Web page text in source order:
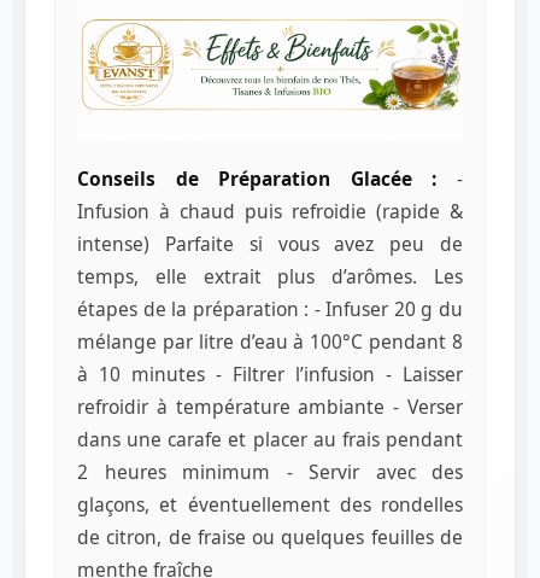
Conseils de Préparation Glacée : -
Infusion à chaud puis refroidie (rapide &
intense) Parfaite si vous avez peu de
temps, elle extrait plus d’arômes. Les
étapes de la préparation : - Infuser 20 g du
mélange par litre d’eau à 100°C pendant 8
à 10 minutes - Filtrer l’infusion - Laisser
refroidir à température ambiante - Verser
dans une carafe et placer au frais pendant
2 heures minimum - Servir avec des
glaçons, et éventuellement des rondelles
de citron, de fraise ou quelques feuilles de
menthe fraîche